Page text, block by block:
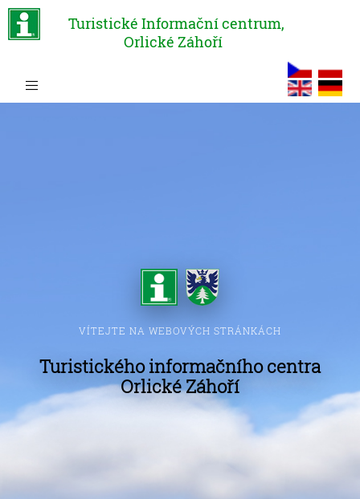
Turistické Informační centrum,
Orlické Záhoří
VÍTEJTE NA WEBOVÝCH STRÁNKÁCH
Turistického informačního centra
Orlické Záhoří